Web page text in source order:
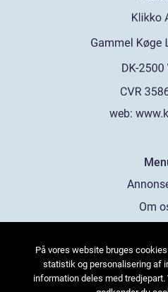
web:
Om
På vores website bruges
statistik og personalisering af
information deles med